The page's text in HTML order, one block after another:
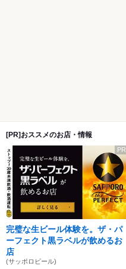
[PR]おススメのお店・情報
PR
完璧な生ビール体験を。ザ・パ
ーフェクト黒ラベルが飲めるお
店
(サッポロビール)